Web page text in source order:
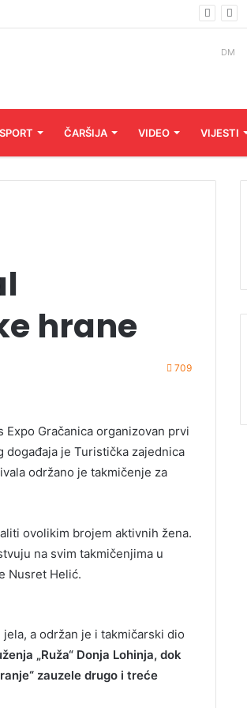
DM
SPORT ČARŠIJA VIDEO VIJESTI
hrane
709
Gračanica organizovan prvi
je Turistička zajednica
održano je takmičenje za
ovolikim brojem aktivnih žena.
na svim takmičenjima u
Nusret Helić.
a održan je i takmičarski dio
„Ruža“ Donja Lohinja, dok
zauzele drugo i treće